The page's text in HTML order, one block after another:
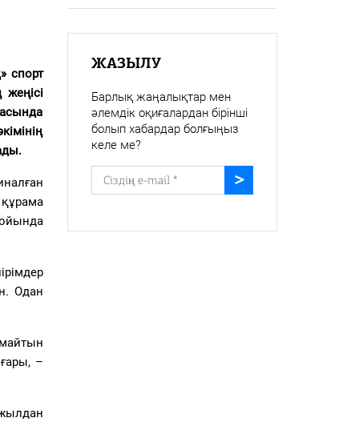
спорт
Одан
–
ЖАЗЫЛУ
Барлық жаңалықтар мен
әлемдік оқиғалардан бірінші
болып хабардар болғыңыз
келе ме?